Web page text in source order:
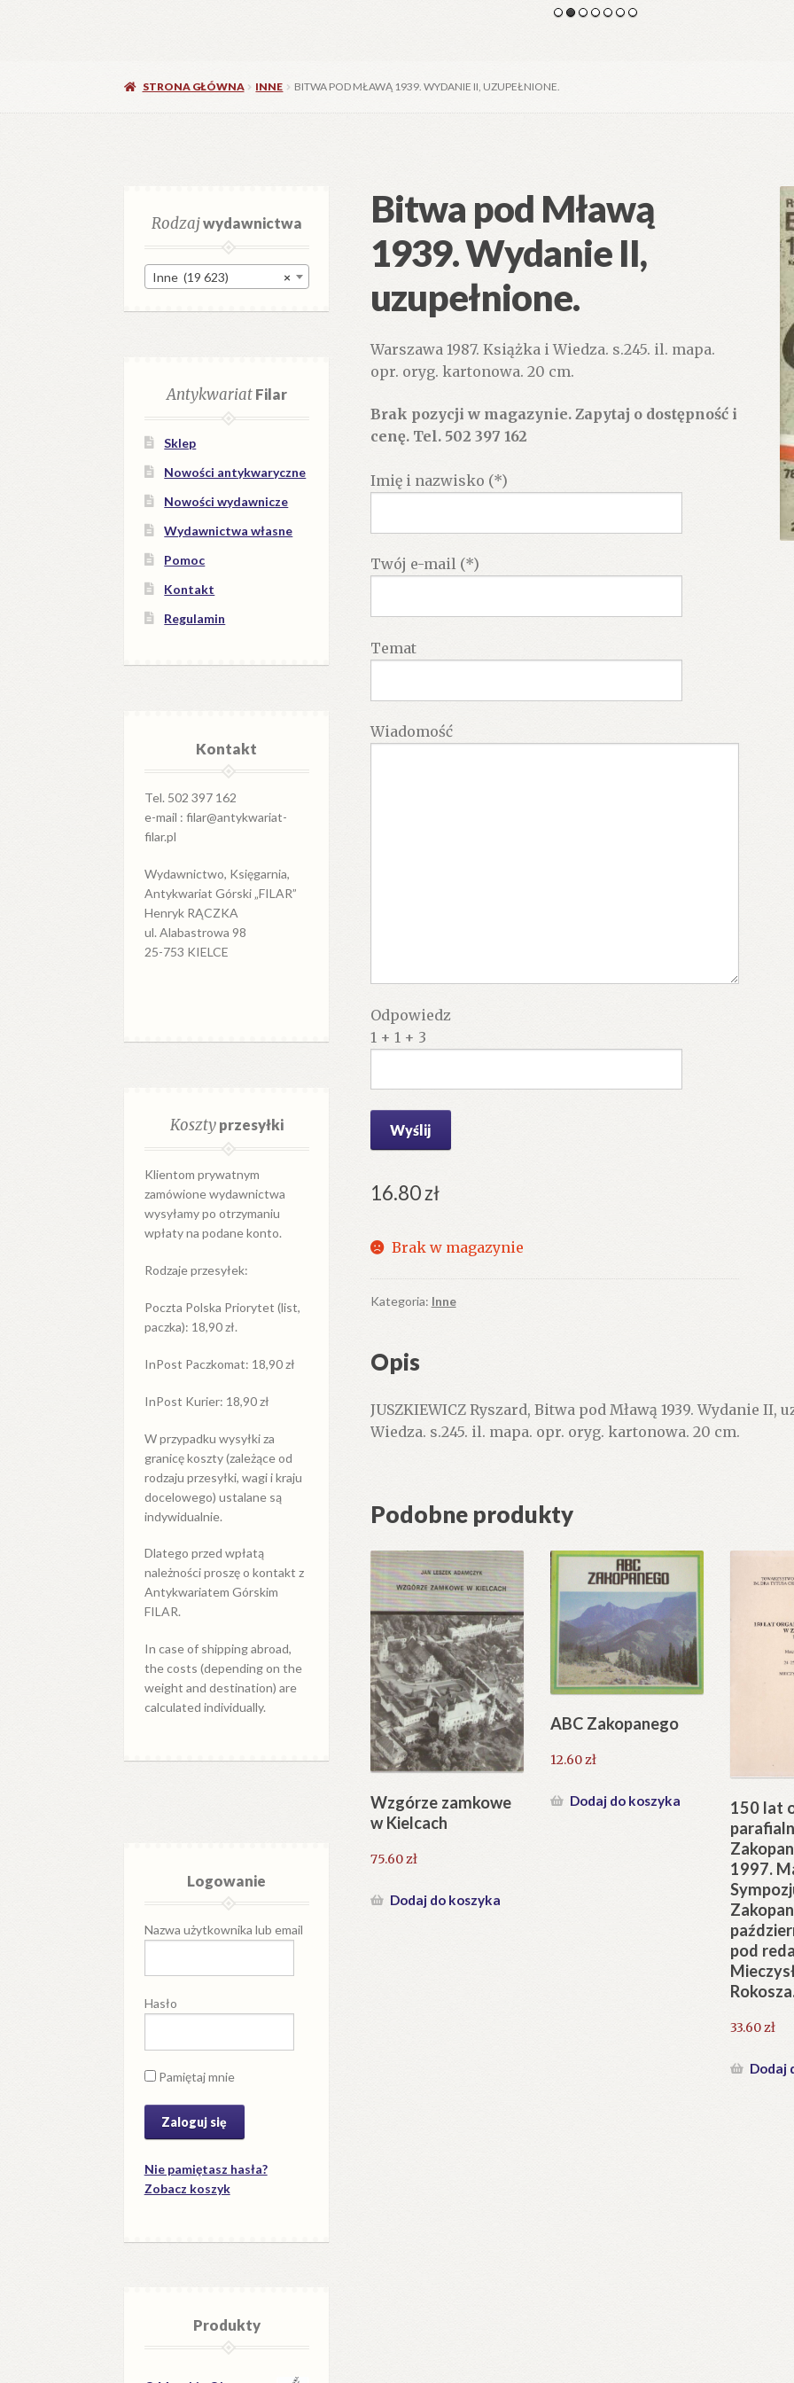
STRONA GŁÓWNA INNE BITWA POD MŁAWĄ 1939. WYDANIE II, UZUPEŁNIONE.
Bitwa pod Mławą
1939. Wydanie II,
uzupełnione.
Warszawa 1987. Książka i Wiedza. s.245. il. mapa.
opr. oryg. kartonowa. 20 cm.
Brak pozycji w magazynie. Zapytaj o dostępność i
cenę. Tel. 502 397 162
Imię i nazwisko (*)
Twój e-mail (*)
Temat
Wiadomość
Odpowiedz
1 + 1 + 3
16.80zł
Brak w magazynie
Kategoria: Inne
Opis
JUSZKIEWICZ Ryszard, Bitwa pod Mławą 1939. Wydanie II,
Wiedza. s.245. il. mapa. opr. oryg. kartonowa. 20 cm.
Podobne produkty
Wzgórze zamkowe
w Kielcach
75.60zł
Dodaj do koszyka
ABC Zakopanego
12.60zł
Dodaj do koszyka
150 lat
1997.
pod
33.60zł
Dodaj
Rodzajwydawnictwa
×
Inne (19 623)
AntykwariatFilar
Sklep
Nowości antykwaryczne
Nowości wydawnicze
Wydawnictwa własne
Pomoc
Kontakt
Regulamin
Kontakt
Tel. 502 397 162
e-mail : filar@antykwariat-
filar.pl
Wydawnictwo, Księgarnia,
Antykwariat Górski „FILAR”
Henryk RĄCZKA
ul. Alabastrowa 98
25-753 KIELCE
Kosztyprzesyłki
Klientom prywatnym
zamówione wydawnictwa
wysyłamy po otrzymaniu
wpłaty na podane konto.
Rodzaje przesyłek:
Poczta Polska Priorytet (list,
paczka): 18,90 zł.
InPost Paczkomat: 18,90 zł
InPost Kurier: 18,90 zł
W przypadku wysyłkiza
granicękoszty (zależące od
rodzaju przesyłki, wagi i kraju
docelowego) ustalane są
indywidualnie.
Dlatego przed wpłatą
należności proszę o kontakt z
Antykwariatem Górskim
FILAR.
In case of shipping abroad,
the costs (depending on the
weight and destination) are
calculated individually.
Logowanie
Nazwa użytkownika lub email
Hasło
Pamiętaj mnie
Nie pamiętasz hasła?
Zobacz koszyk
Produkty